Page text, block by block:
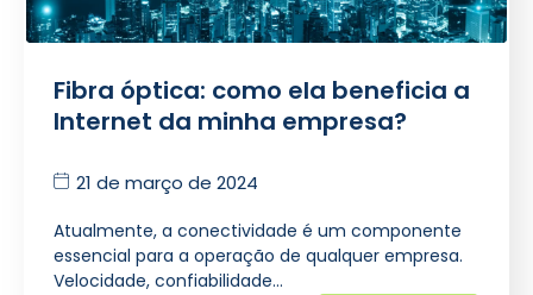
Fibra óptica: como ela beneficia a
Internet da minha empresa?
21 de março de 2024
Atualmente, a conectividade é um componente
essencial para a operação de qualquer empresa.
Velocidade, confiabilidade…